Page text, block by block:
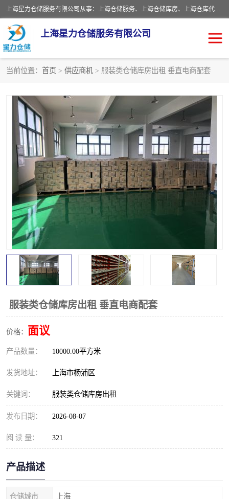
上海星力仓储服务有限公司从事：上海仓储服务、上海仓储库房、上海仓库代运营、上海仓库对外出租、上海仓库外包、上海三方仓储、上海电商仓储代发、上海电商代发货仓库、上海托管仓库、上海仓储配送。上海星力仓储服务有限公司现在拥有100个分仓、10万余平方的标准库房，精炼员工几百名，与几千家客户合作，公司已跻身上海仓储行业前列。欢迎来电咨询！
上海星力仓储服务有限公司
当前位置： 首页 > 供应商机 > 服装类仓储库房出租 垂直电商配套
服装类仓储库房出租 垂直电商配套
价格： 面议
产品数量： 10000.00平方米
发货地址： 上海市杨浦区
关键词： 服装类仓储库房出租
发布日期： 2026-08-07
阅 读 量： 321
产品描述
仓储城市 上海
上海仓储配送 上海仓库外包
上海仓库代运营 上海托管仓库
上海第三方仓储 上海仓储服务
仓储 上海电商代发货仓库
上海托管仓库